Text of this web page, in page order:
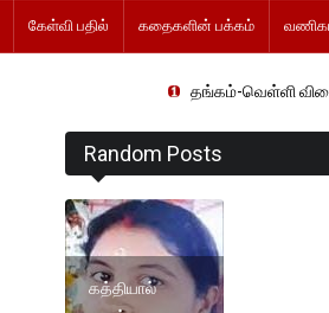
கேள்வி பதில் கதைகளின் பக்கம்
தங்கம்-வெள்ளி விலை
Random Posts
கத்தியால்